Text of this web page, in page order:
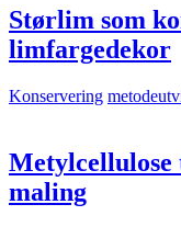
Størlim som
limfargedekor
Konservering
maling